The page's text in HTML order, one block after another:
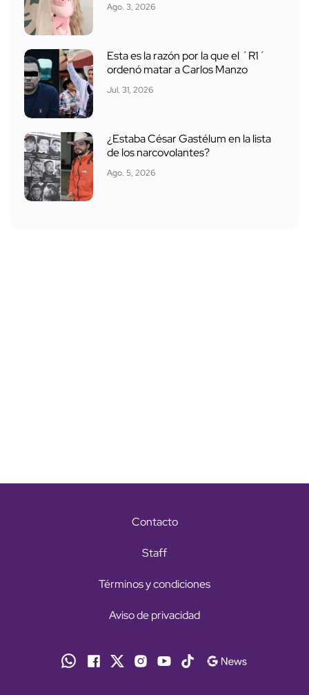
Ago. 3, 2026
Esta es la razón por la que el ´R1´
ordenó matar a Carlos Manzo
Jul. 31, 2026
¿Estaba César Gastélum en la lista
de los narcovolantes?
Ago. 5, 2026
Contacto
Staff
Términos y condiciones
Aviso de privacidad